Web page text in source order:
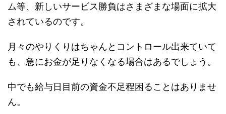
ム等、新しいサービス勝負はさまざまな場面に拡大
されているのです。
月々のやりくりはちゃんとコントロール出来ていて
も、急にお金が足りなくなる場合はあるでしょう。
中でも給与日目前の資金不足程困ることはありませ
ん。